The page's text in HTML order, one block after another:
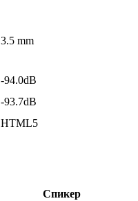
3.5 mm
-94.0dB
-93.7dB
HTML5
Спикер